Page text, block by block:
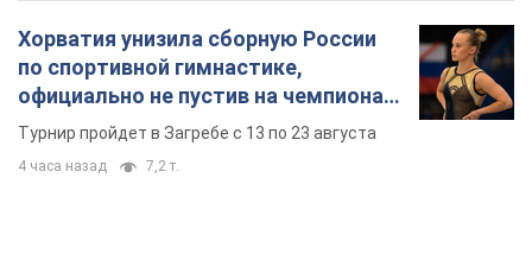
Хорватия унизила сборную России
по спортивной гимнастике,
официально не пустив на чемпионат
Европы основных спортсменов
Турнир пройдет в Загребе с 13 по 23 августа
4 часа назад 7,2 т.